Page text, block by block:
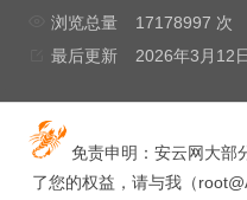
浏览总量
17178997 次
最后更新
2026年3月12日
免责申明：安云网大部
了您的权益，请与我（